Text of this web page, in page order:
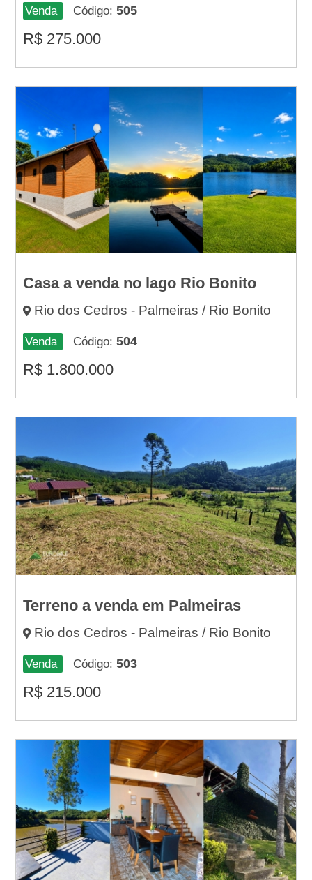
Venda Código: 505
R$ 275.000
Casa a venda no lago Rio Bonito
Rio dos Cedros - Palmeiras / Rio Bonito
Venda Código: 504
R$ 1.800.000
Terreno a venda em Palmeiras
Rio dos Cedros - Palmeiras / Rio Bonito
Venda Código: 503
R$ 215.000